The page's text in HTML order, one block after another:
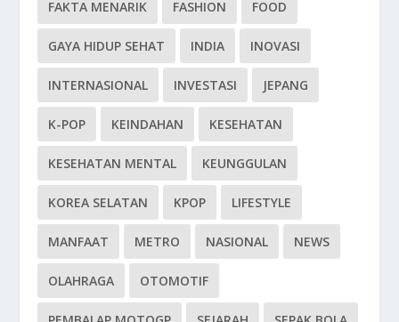
FAKTA MENARIK FASHION FOOD
GAYA HIDUP SEHAT INDIA INOVASI
INTERNASIONAL INVESTASI JEPANG
K-POP KEINDAHAN KESEHATAN
KESEHATAN MENTAL KEUNGGULAN
KOREA SELATAN KPOP LIFESTYLE
MANFAAT METRO NASIONAL NEWS
OLAHRAGA OTOMOTIF